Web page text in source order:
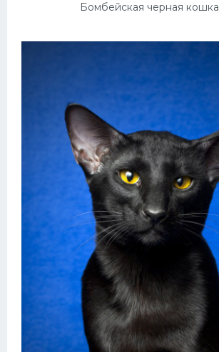
Бомбейская черная кошка